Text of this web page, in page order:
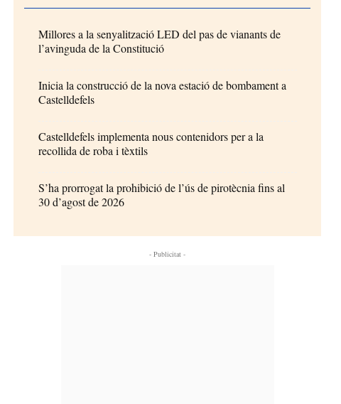
Millores a la senyalització LED del pas de vianants de
l’avinguda de la Constitució
Inicia la construcció de la nova estació de bombament a
Castelldefels
Castelldefels implementa nous contenidors per a la
recollida de roba i tèxtils
S’ha prorrogat la prohibició de l’ús de pirotècnia fins al
30 d’agost de 2026
- Publicitat -